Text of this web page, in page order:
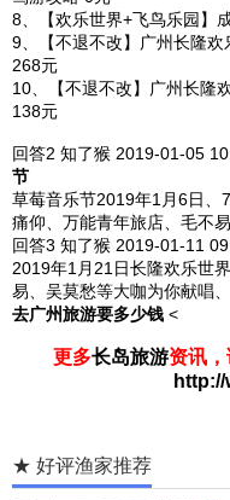
8、【欢乐世界+飞鸟乐园】
9、【不退不改】广州长隆
268元
10、【不退不改】广州长隆
138元
回答2 知了猴 2019-01-05
节
草莓音乐节2019年1月6日、
痛仰、万能青年旅店、毛不
回答3 知了猴 2019-01-11
2019年1月21日长隆欢乐世
易、吴莫愁等大咖为你献唱
去广州旅游要多少钱 <
更多长岛旅游资讯，
★ 好评渔家推荐